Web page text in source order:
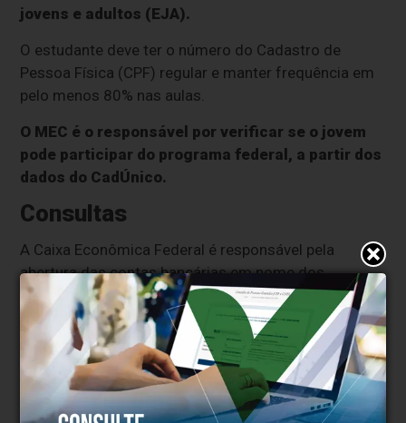
jovens e adultos (EJA).
O estudante deve ter o número do Cadastro de
Pessoa Física (CPF) regular e manter frequência em
pelo menos 80% nas aulas.
O MEC é o responsável por verificar se o jovem
pode participar do programa federal, a partir dos
dados do CadÚnico.
Consultas
A Caixa Econômica Federal é responsável pela
abertura das contas bancárias em nome dos
estudantes e pelos pagamentos do valor repassado
pelo MEC.
O estudante pode consultar o status de pagamentos,
se rejeitados ou aprovados, informações escolares e
regras do programa napágina eletrônica do Pé-